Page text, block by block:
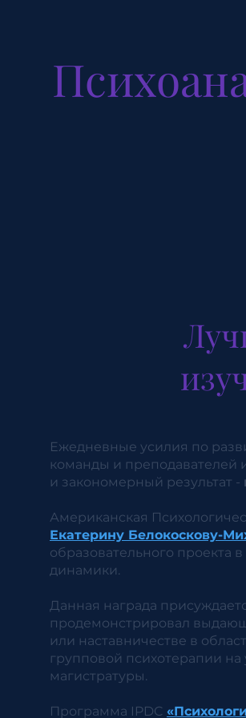
Ежедневные усилия по
команды и преподавателей
и закономерный результат -
Американская
Екатерину Белокоскову-
образовательного проекта
динамики.
Данная награда
продемонстрировал
или наставничестве в
групповой психотерапии
магистратуры.
Программа IPDC